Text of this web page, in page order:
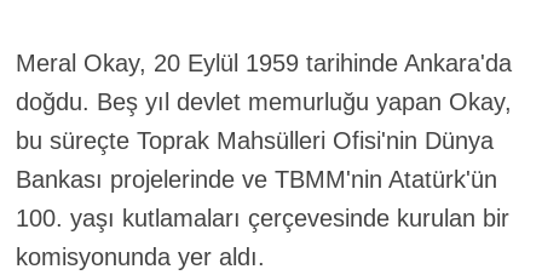
Meral Okay, 20 Eylül 1959 tarihinde Ankara'da
doğdu. Beş yıl devlet memurluğu yapan Okay,
bu süreçte Toprak Mahsülleri Ofisi'nin Dünya
Bankası projelerinde ve TBMM'nin Atatürk'ün
100. yaşı kutlamaları çerçevesinde kurulan bir
komisyonunda yer aldı.